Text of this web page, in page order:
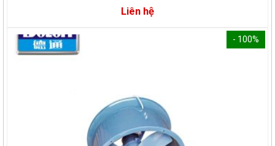
Liên hệ
- 100%